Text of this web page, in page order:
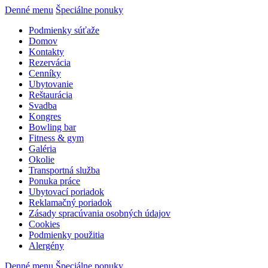
Denné menu Špeciálne ponuky
Podmienky súťaže
Domov
Kontakty
Rezervácia
Cenníky
Ubytovanie
Reštaurácia
Svadba
Kongres
Bowling bar
Fitness & gym
Galéria
Okolie
Transportná služba
Ponuka práce
Ubytovací poriadok
Reklamačný poriadok
Zásady spracúvania osobných údajov
Cookies
Podmienky použitia
Alergény
Denné menu Špeciálne ponuky